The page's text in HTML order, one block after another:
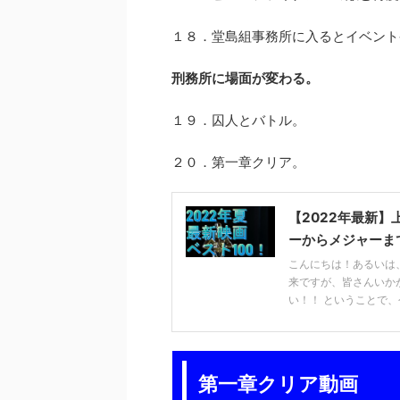
１８．堂島組事務所に入るとイベン
刑務所に場面が変わる。
１９．囚人とバトル。
２０．第一章クリア。
【2022年最新】
ーからメジャー
こんにちは！あるい
来ですが、皆さんいか
い！！ ということで
第一章クリア動画